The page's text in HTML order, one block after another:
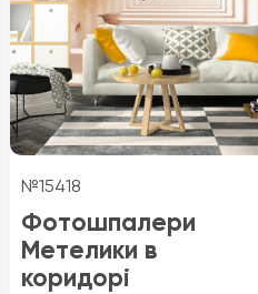
№15418
Фотошпалери
Метелики в
коридорі